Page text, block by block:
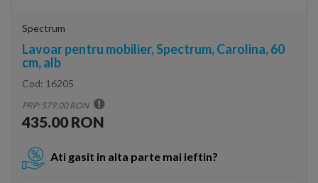
Spectrum
Lavoar pentru mobilier, Spectrum, Carolina, 60
cm, alb
Cod: 16205
PRP: 579.00 RON
435.00 RON
Ati gasit in alta parte mai ieftin?